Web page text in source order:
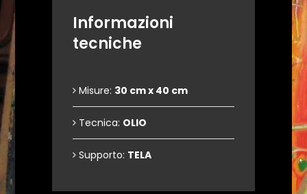
Informazioni
tecniche
Misure: 30 cm x 40 cm
Tecnica: OLIO
Supporto: TELA